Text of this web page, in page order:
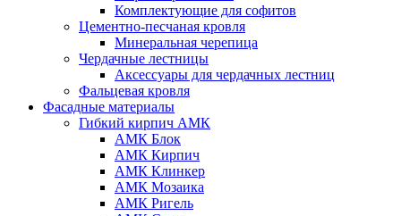
Комплектующие для софитов
Цементно-песчаная кровля
Минеральная черепица
Чердачные лестницы
Аксессуары для чердачных лестниц
Фальцевая кровля
Фасадные материалы
Гибкий кирпич АМК
АМК Блок
АМК Кирпич
АМК Клинкер
АМК Мозаика
АМК Ригель